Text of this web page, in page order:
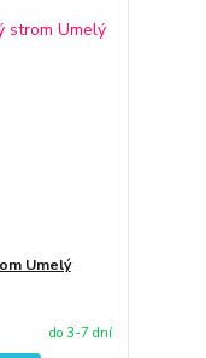
Umelý
do 3-7 dní